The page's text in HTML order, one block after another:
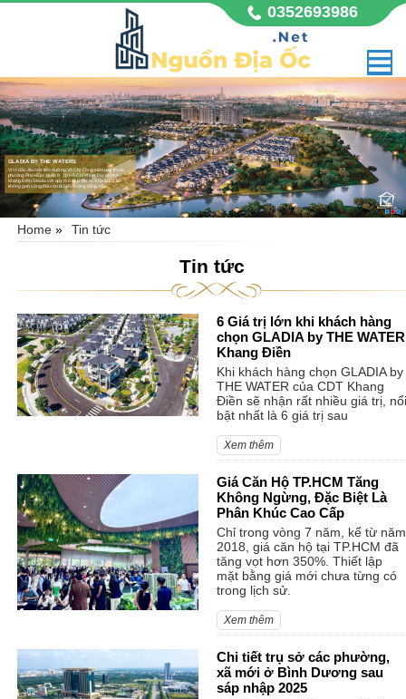
0352693986
GLADIA BY THE WATERS
Vị trí đắc địa mặt tiền đường Võ Chí Công sầm uất, thuộc
phường Phú Hữu, quận 9, Tp Hồ Chí Minh. Dự án nhà
Khang Điền Gladia với quy mô 11,8 hecta, không chỉ là
không gian sống mà còn là biểu tượng đẳng cấp,
Home» Tin tức
Tin tức
6 Giá trị lớn khi khách hàng
chọn GLADIA by THE WATER
Khang Điền
Khi khách hàng chọn GLADIA by
THE WATER của CDT Khang
Điền sẽ nhận rất nhiều giá trị, nổi
bật nhất là 6 giá trị sau
Xem thêm
Giá Căn Hộ TP.HCM Tăng
Không Ngừng, Đặc Biệt Là
Phân Khúc Cao Cấp
Chỉ trong vòng 7 năm, kể từ năm
2018, giá căn hộ tại TP.HCM đã
tăng vọt hơn 350%. Thiết lập
mặt bằng giá mới chưa từng có
trong lịch sử.
Xem thêm
Chi tiết trụ sở các phường,
xã mới ở Bình Dương sau
sáp nhập 2025